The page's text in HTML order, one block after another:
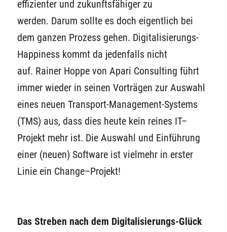
effizienter und zukunftsfähiger zu
werden. Darum sollte es doch eigentlich bei
dem ganzen Prozess gehen. Digitalisierungs-
Happiness kommt da jedenfalls nicht
auf. Rainer Hoppe von Apari Consulting führt
immer wieder in seinen Vorträgen zur Auswahl
eines neuen Transport-Management-Systems
(TMS) aus, dass dies heute kein reines IT–
Projekt mehr ist. Die Auswahl und Einführung
einer (neuen) Software ist vielmehr in erster
Linie ein Change–Projekt!
Das Streben nach dem Digitalisierungs-Glück